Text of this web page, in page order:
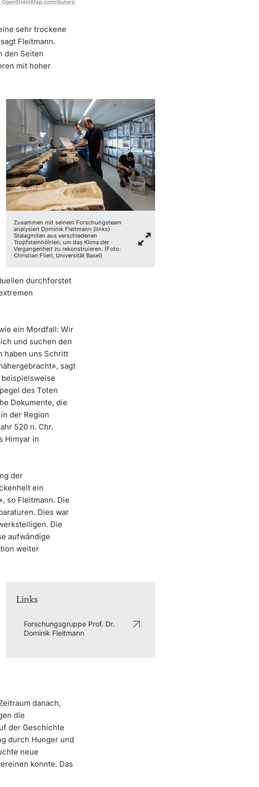
sehr trockene
Fleitmann.
den Seiten
mit hoher
Zusammen mit seinem Forschungsteam
analysiert Dominik Fleitmann (links)
Stalagmiten aus verschiedenen
Tropfsteinhöhlen, um das Klima der
Vergangenheit zu rekonstruieren. (Foto:
Christian Flierl, Universität Basel)
durchforstet
ein Mordfall: Wir
und suchen den
haben uns Schritt
sagt
des Toten
Dokumente, die
der Region
520 n. Chr.
Himyar in
der
ein
so Fleitmann. Die
Dies war
Die
aufwändige
weiter
Links
Forschungsgruppe Prof. Dr.
Dominik Fleitmann
danach,
die
der Geschichte
durch Hunger und
neue
konnte. Das